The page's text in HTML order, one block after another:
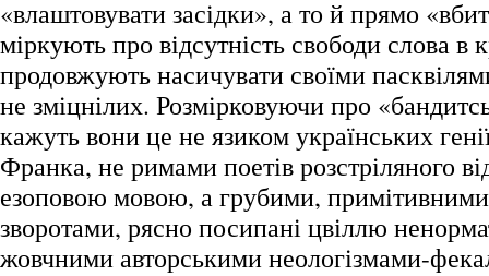
«влаштовувати засідки», а то й прямо
міркують про відсутність свободи слова в
продовжують насичувати своїми
не зміцнілих. Розмірковуючи про
кажуть вони це не язиком українських
Франка, не римами поетів розстріляного
езоповою мовою, а грубими,
зворотами, рясно посипані цвіллю
жовчними авторськими неологізмами-